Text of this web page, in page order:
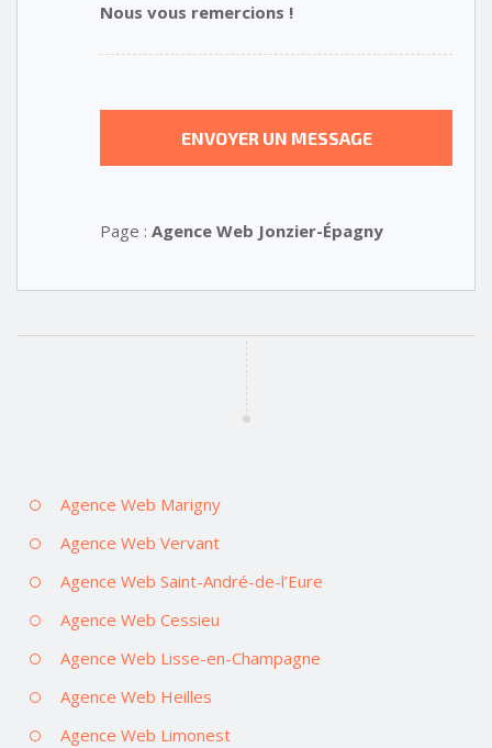
Nous vous remercions !
Page : Agence Web Jonzier-Épagny
Agence Web Marigny
Agence Web Vervant
Agence Web Saint-André-de-l’Eure
Agence Web Cessieu
Agence Web Lisse-en-Champagne
Agence Web Heilles
Agence Web Limonest